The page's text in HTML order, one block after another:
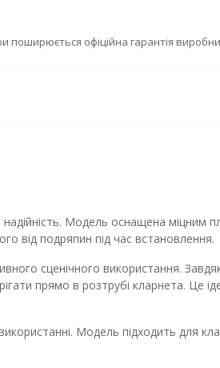
поширюється офіційна гарантія
надійність. Модель оснащена міцним
від подряпин під час встановлення.
сценічного використання.
прямо в розтрубі кларнета. Це
Модель підходить для